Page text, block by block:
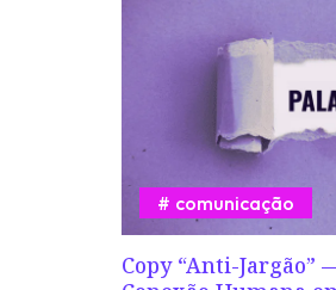
Copy “Anti-Jargão”
comunicação